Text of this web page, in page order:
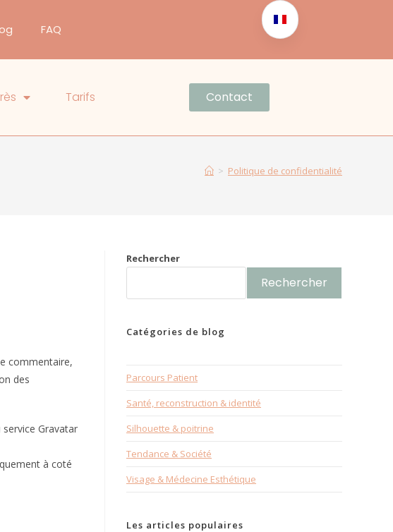
FAQ
Tarifs Contact
> Politique de confidentialité
commentaire,
des
Gravatar
à coté
Rechercher
Rechercher
Catégories de blog
Parcours Patient
Santé, reconstruction & identité
Silhouette & poitrine
Tendance & Société
Visage & Médecine Esthétique
Les articles populaires